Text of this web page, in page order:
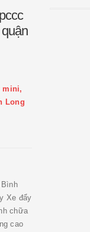
mini,
Long
Xe đẩy
chữa
cao